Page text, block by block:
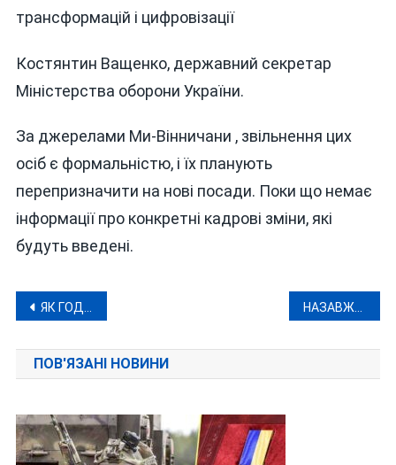
трансформацій і цифровізації
Костянтин Ващенко, державний секретар
Міністерства оборони України.
За джерелами Ми-Вінничани , звільнення цих
осіб є формальністю, і їх планують
перепризначити на нові посади. Поки що немає
інформації про конкретні кадрові зміни, які
будуть введені.
Навігація
записів
ЯК ГОДУВАТИ ДИТИНУ ВРАНЦІ, ЩОБ БУЛО НЕ ЛИШЕ СМАЧНО, АЛЕ Й КОРИСНО
ПОВ'ЯЗАНІ НОВИНИ